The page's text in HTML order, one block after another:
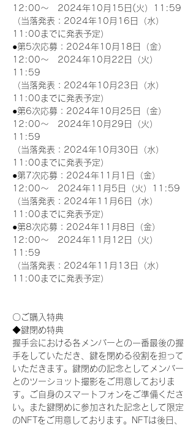
12:00～　2024年10月15日(火）11:59
（当落発表：2024年10月16日（水）
11:00までに発表予定）
●第5次応募：2024年10月18日（金）
12:00～　2024年10月22日（火）
11:59
（当落発表：2024年10月23日（水）
11:00までに発表予定）
●第6次応募：2024年10月25日（金）
12:00～　2024年10月29日（火）
11:59
（当落発表：2024年10月30日（水）
11:00までに発表予定）
●第7次応募：2024年11月1日（金）
12:00～　2024年11月5日（火）11:59
（当落発表：2024年11月6日（水）
11:00までに発表予定）
●第8次応募：2024年11月8日（金）
12:00～　2024年11月12日（火）
11:59
（当落発表：2024年11月13日（水）
11:00までに発表予定）
〇ご購入特典
◆鍵閉め特典
握手会における各メンバーとの一番最後の握
手をしていただき、鍵を閉める役割を担って
いただきます。鍵閉めの記念としてメンバー
とのツーショット撮影をご用意しておりま
す。ご自身のスマートフォンをご準備くださ
い。また鍵閉めに参加された記念として限定
のNFTをご用意しております。NFTは後日、